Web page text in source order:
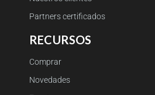
Partners certificados
RECURSOS
Comprar
Novedades